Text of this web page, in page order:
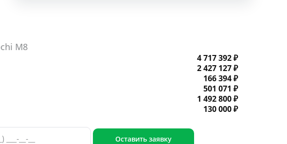
M8
4 717 392 ₽
2 427 127 ₽
166 394 ₽
501 071 ₽
1 492 800 ₽
130 000 ₽
Оставить заявку